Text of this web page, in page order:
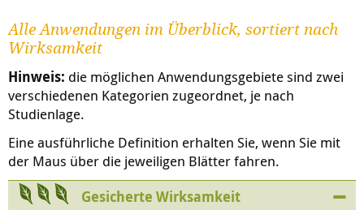
Alle Anwendungen im Überblick, sortiert nach
Wirksamkeit
Hinweis: die möglichen Anwendungsgebiete sind zwei
verschiedenen Kategorien zugeordnet, je nach
Studienlage.
Eine ausführliche Definition erhalten Sie, wenn Sie mit
der Maus über die jeweiligen Blätter fahren.
Gesicherte Wirksamkeit